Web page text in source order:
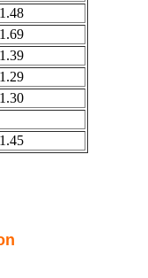
1.48
1.69
1.39
1.29
1.30
1.45